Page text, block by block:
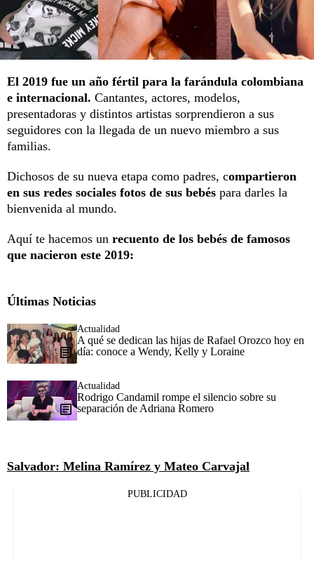
El 2019 fue un año fértil para la farándula colombiana
e internacional. Cantantes, actores, modelos,
presentadoras y distintos artistas sorprendieron a sus
seguidores con la llegada de un nuevo miembro a sus
familias.
Dichosos de su nueva etapa como padres, compartieron
en sus redes sociales fotos de sus bebés para darles la
bienvenida al mundo.
Aquí te hacemos un recuento de los bebés de famosos
que nacieron este 2019:
Últimas Noticias
Actualidad
A qué se dedican las hijas de Rafael Orozco hoy en
día: conoce a Wendy, Kelly y Loraine
Actualidad
Rodrigo Candamil rompe el silencio sobre su
separación de Adriana Romero
Salvador: Melina Ramírez y Mateo Carvajal
PUBLICIDAD